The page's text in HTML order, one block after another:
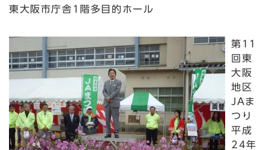
東大阪市庁舎1階多目的ホール
第11
回東
大阪
地区
JAま
つり
平成
24年